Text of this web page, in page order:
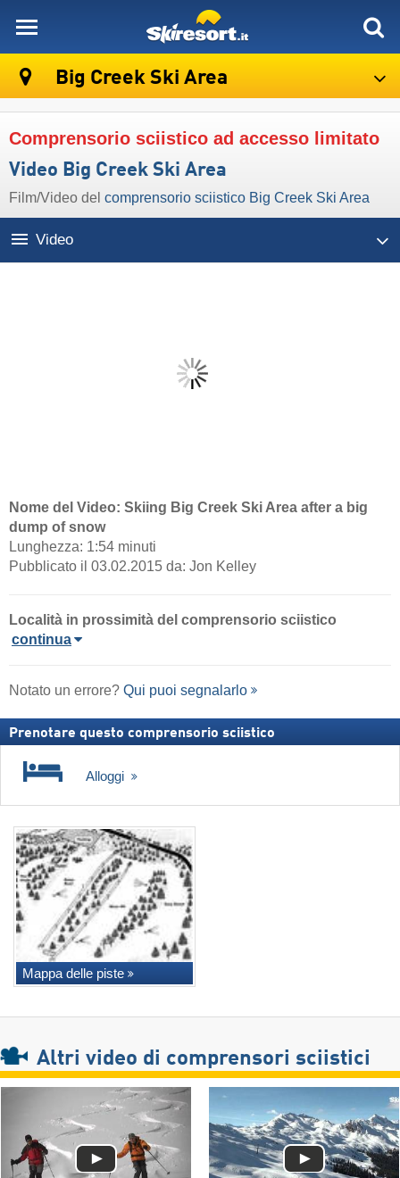
Big Creek Ski Area
Comprensorio sciistico ad accesso limitato
Video Big Creek Ski Area
Film/Video del comprensorio sciistico Big Creek Ski Area
Video
Nome del Video: Skiing Big Creek Ski Area after a big
dump of snow
Lunghezza: 1:54 minuti
Pubblicato il 03.02.2015 da: Jon Kelley
Località in prossimità del comprensorio sciistico
continua
Notato un errore? Qui puoi segnalarlo
Prenotare questo comprensorio sciistico
Alloggi
Mappa delle piste
Altri video di comprensori sciistici